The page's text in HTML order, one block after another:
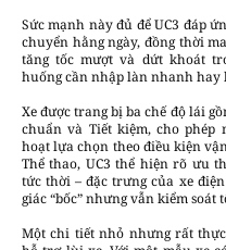
Sức mạnh này đủ để UC3 đáp
chuyển hằng ngày, đồng thời
tăng tốc mượt và dứt khoát
huống cần nhập làn nhanh hay
Xe được trang bị ba chế độ lái
chuẩn và Tiết kiệm, cho phép
hoạt lựa chọn theo điều kiện
Thể thao, UC3 thể hiện rõ ưu
tức thời – đặc trưng của xe
giác “bốc” nhưng vẫn kiểm soát
Một chi tiết nhỏ nhưng rất